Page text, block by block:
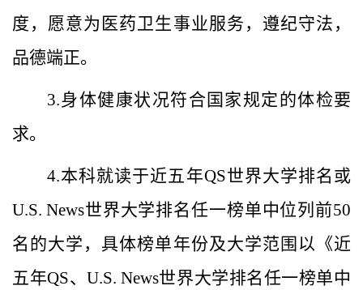
度， 愿意为医药卫生事业服务，遵纪守法，
品德端正。
3.身体健康状况符合国家规定的体检要
求。
4.本科就读于近五年QS世界大学排名或
U.S. News世界大学排名任一榜单中位列前50
名的大学，具体榜单年份及大学范围以《近
五年QS、U.S. News世界大学排名任一榜单中